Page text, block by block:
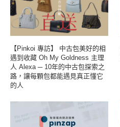
【Pinkoi 專訪】 中古包美好的相
遇到收藏 Oh My Goldness 主理
人 Alexa ─ 10年的中古包探索之
路，讓每顆包都能遇見真正懂它
的人